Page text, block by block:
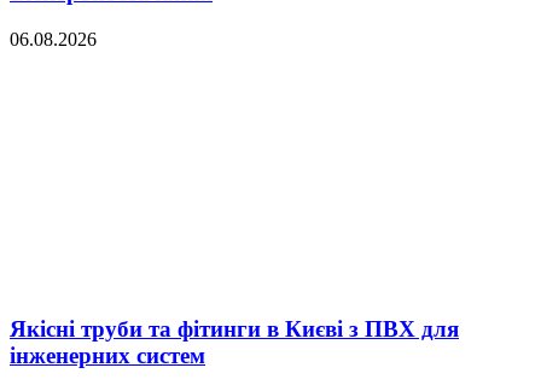
06.08.2026
Якісні труби та фітинги в Києві з ПВХ для
інженерних систем